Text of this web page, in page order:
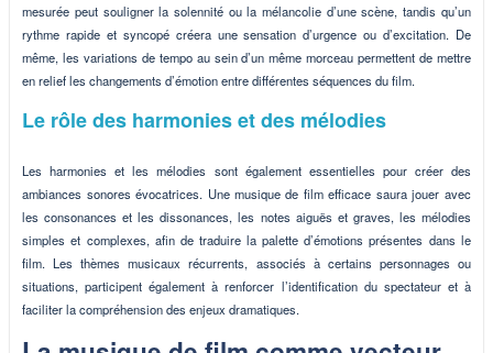
mesurée peut souligner la solennité ou la mélancolie d’une scène, tandis qu’un
rythme rapide et syncopé créera une sensation d’urgence ou d’excitation. De
même, les variations de tempo au sein d’un même morceau permettent de mettre
en relief les changements d’émotion entre différentes séquences du film.
Le rôle des harmonies et des mélodies
Les harmonies et les mélodies sont également essentielles pour créer des
ambiances sonores évocatrices. Une musique de film efficace saura jouer avec
les consonances et les dissonances, les notes aiguës et graves, les mélodies
simples et complexes, afin de traduire la palette d’émotions présentes dans le
film. Les thèmes musicaux récurrents, associés à certains personnages ou
situations, participent également à renforcer l’identification du spectateur et à
faciliter la compréhension des enjeux dramatiques.